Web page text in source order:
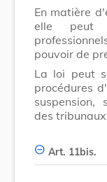
En matière
elle peut
pouvoir de
La loi peut
procédures
suspension,
des
Art. 11bis.